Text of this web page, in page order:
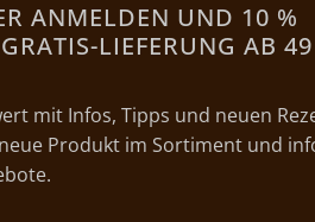
ANMELDEN UND 10 %
LIEFERUNG AB
mit Infos, Tipps und neuen
Produkt im Sortiment und